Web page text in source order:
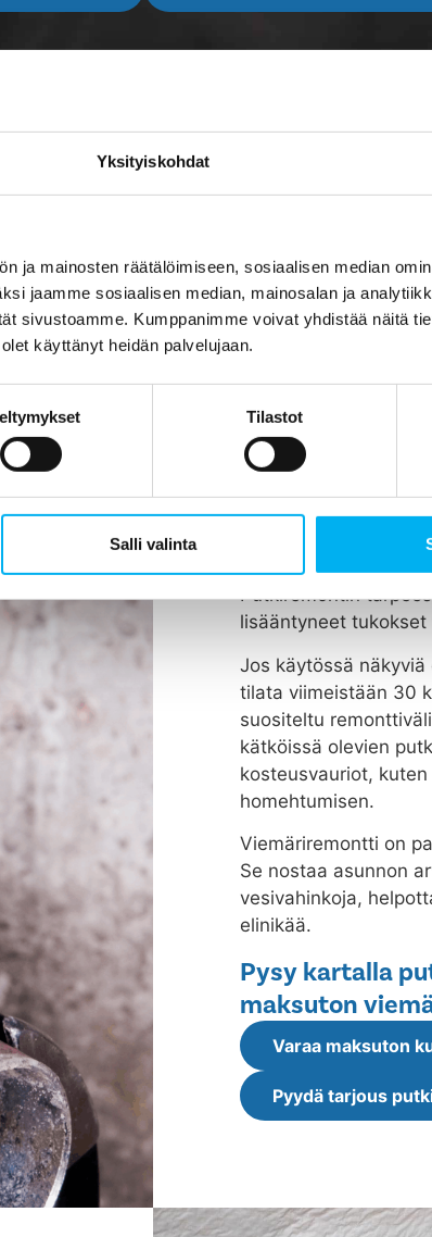
Yksityiskohdat
ja mainosten räätälöimiseen, sosiaalisen median
jaamme sosiaalisen median, mainosalan ja
sivustoamme. Kumppanimme voivat yhdistää näitä
käyttänyt heidän palvelujaan.
Tilastot
Salli valinta
Koska
tehdään?
Rakennuksen
vuodessa, riippuen
Putkiremontin
lisääntyneet
Jos käytössä
tilata viimeistään 30
suositeltu
kätköissä olevien
kosteusvauriot,
homehtumisen.
Viemäriremontti on
Se nostaa asunnon
vesivahinkoja,
elinikää.
Pysy kartalla
maksuton
Varaa maksuton
Pyydä tarjous